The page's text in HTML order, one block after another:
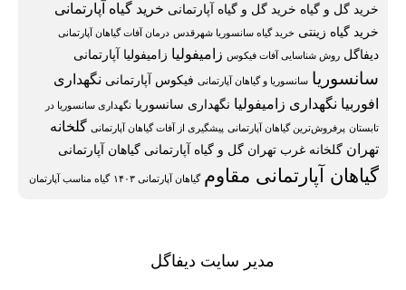
خرید گل و گیاه خرید گل و گیاه آپارتمانی خرید گیاه آپارتمانی
خرید گیاه زینتی خرید گیاه سانسوریا شهرقدس درمان آفات گیاهان آپارتمانی
دیفاگل روش شناسایی آفات فیکوس زامیفولیا زامیفولیا آپارتمانی
سانسوریا سانسوریا و گیاهان آپارتمانی فیکوس آپارتمانی نگهداری
افوربیا نگهداری زامیفولیا نگهداری سانسوریا نگهداری سانسوریا در
تابستان پرفروش‌ترین گیاهان آپارتمانی پیشگیری از آفات گیاهان آپارتمانی گلخانه
تهران گلخانه غرب تهران گل و گیاه آپارتمانی گیاهان آپارتمانی
گیاهان آپارتمانی مقاوم گیاهان آپارتمانی ۱۴۰۳ گیاه مناسب آپارتمان
مدیر سایت دیفاگل